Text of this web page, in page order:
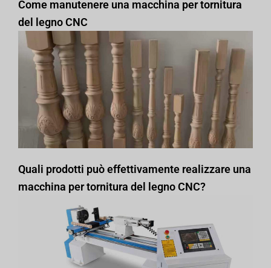
Come manutenere una macchina per tornitura
del legno CNC
Quali prodotti può effettivamente realizzare una
macchina per tornitura del legno CNC?